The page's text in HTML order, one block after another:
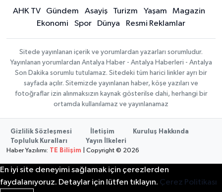
AHK TV Gündem Asayiş Turizm Yaşam
Magazin
Ekonomi
Spor Dünya Resmi Reklamlar
Sitede yayınlanan içerik ve yorumlardan yazarları sorumludur.
Yayınlanan yorumlardan Antalya Haber - Antalya Haberleri - Antalya
Son Dakika sorumlu tutulamaz. Sitedeki tüm harici linkler ayrı bir
sayfada açılır. Sitemizde yayınlanan haber, köşe yazıları ve
fotoğraflar izin alınmaksızın kaynak gösterilse dahi, herhangi bir
ortamda kullanılamaz ve yayınlanamaz
Gizlilik Sözleşmesi İletişim
Kuruluş Hakkında
Topluluk Kuralları
Yayın İlkeleri
Haber Yazılımı: TE Bilişim | Copyright © 2026
En iyi site deneyimi sağlamak için çerezlerden
faydalanıyoruz. Detaylar için lütfen tıklayın. Çerez Politikası